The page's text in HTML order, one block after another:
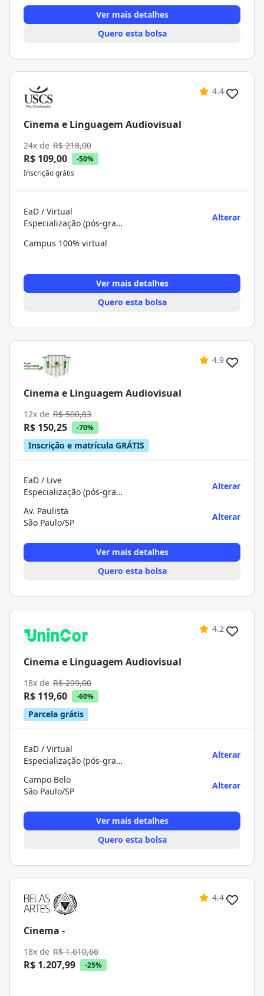
Ver mais detalhes
Quero esta bolsa
4.4
Cinema e Linguagem Audiovisual
24x de R$ 218,00
R$ 109,00
-50%
Inscrição grátis
EaD / Virtual
Especialização (pós-graduação)
Alterar
Campus 100% virtual
Ver mais detalhes
Quero esta bolsa
4.9
Cinema e Linguagem Audiovisual
12x de R$ 500,83
R$ 150,25 -70%
Inscrição e matrícula GRÁTIS
EaD / Live
Especialização (pós-graduação)
Alterar
Av. Paulista
São Paulo/SP
Alterar
Ver mais detalhes
Quero esta bolsa
4.2
Cinema e Linguagem Audiovisual
18x de R$ 299,00
R$ 119,60 -60%
Parcela grátis
EaD / Virtual
Especialização (pós-graduação)
Alterar
Campo Belo
São Paulo/SP
Alterar
Ver mais detalhes
Quero esta bolsa
4.4
Cinema -
18x de R$ 1.610,66
R$ 1.207,99 -25%